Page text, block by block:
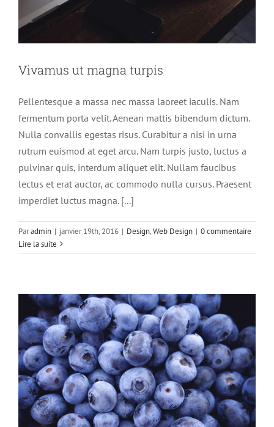
Vivamus ut magna turpis
Pellentesque a massa nec massa laoreet iaculis. Nam
fermentum porta velit. Aenean mattis bibendum dictum.
Nulla convallis egestas risus. Curabitur a nisi in urna
rutrum euismod at eget arcu. Nam turpis justo, luctus a
pulvinar quis, interdum aliquet elit. Nullam faucibus
lectus et erat auctor, ac commodo nulla cursus. Praesent
imperdiet luctus magna. [...]
Paradmin | janvier 19th, 2016 | Design,Web Design | 0 commentaire
Lire la suite